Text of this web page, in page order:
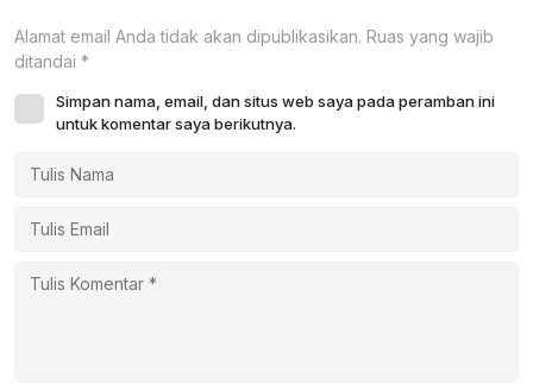
Alamat email Anda tidak akan dipublikasikan. Ruas yang wajib
ditandai *
Simpan nama, email, dan situs web saya pada peramban ini
untuk komentar saya berikutnya.